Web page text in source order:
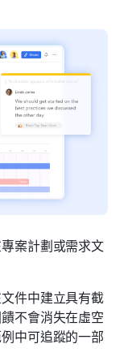
案計劃或需求文
件中建立具有截
不會消失在虛空
中可追蹤的一部